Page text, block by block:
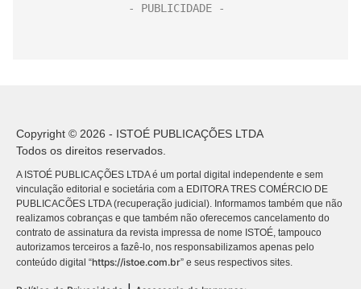
Copyright © 2026 - ISTOÉ PUBLICAÇÕES LTDA
Todos os direitos reservados.
A ISTOÉ PUBLICAÇÕES LTDA é um portal digital independente e sem
vinculação editorial e societária com a EDITORA TRES COMÉRCIO DE
PUBLICACÕES LTDA (recuperação judicial). Informamos também que não
realizamos cobranças e que também não oferecemos cancelamento do
contrato de assinatura da revista impressa de nome ISTOÉ, tampouco
autorizamos terceiros a fazê-lo, nos responsabilizamos apenas pelo
conteúdo digital “https://istoe.com.br” e seus respectivos sites.